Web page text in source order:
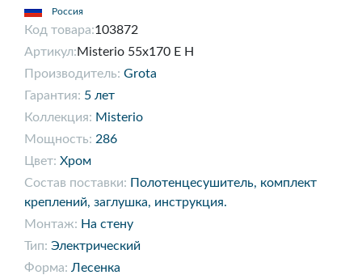
Россия
Код товара:103872
Артикул:Misterio 55х170 E H
Производитель: Grota
Гарантия: 5 лет
Коллекция: Misterio
Мощность: 286
Цвет: Хром
Состав поставки: Полотенцесушитель, комплект
креплений, заглушка, инструкция.
Монтаж: На стену
Тип: Электрический
Форма: Лесенка